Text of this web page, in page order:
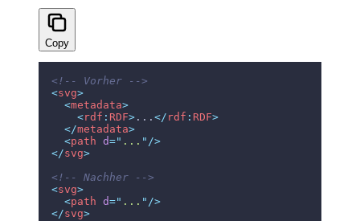
Copy
<!-- Vorher -->
<svg>
  <
metadata>
    <
rdf : RDF> ... </ rdf : RDF>
  </
metadata>
  <
path d=" ... " />
</svg>
<!-- Nachher -->
<svg>
  <
path d=" ... " />
</svg>